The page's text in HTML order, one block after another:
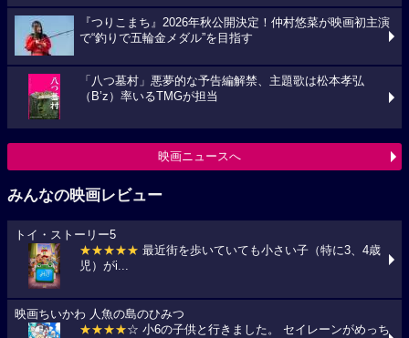
『つりこまち』2026年秋公開決定！仲村悠菜が映画初主演
で“釣りで五輪金メダル”を目指す
「八つ墓村」悪夢的な予告編解禁、主題歌は松本孝弘
（B’z）率いるTMGが担当
映画ニュースへ
みんなの映画レビュー
トイ・ストーリー5
★★★★★ 最近街を歩いていても小さい子（特に3、4歳
児）がi...
映画ちいかわ 人魚の島のひみつ
★★★★☆ 小6の子供と行きました。 セイレーンがめっち